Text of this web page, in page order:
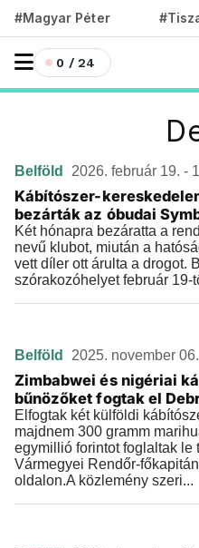
#Magyar Péter
0 / 24
Belföld 2026. február 19. -
Kábítószer-
bezárták az óbudai
Két hónapra bezáratta a
nevű klubot, miután a
vett díler ott árulta a drogot.
szórakozóhelyet február 19-
Belföld 2025. november
Zimbabwei és nigériai
bűnözőket fogtak el
Elfogtak két külföldi
majdnem 300 gramm
egymillió forintot foglaltak
Vármegyei Rendőr-
oldalon.A közlemény szeri...